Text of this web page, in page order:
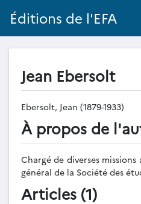
Éditions de l'EFA
Jean Ebersolt
Ebersolt, Jean (1879-1933)
À propos de
Chargé de diverses
général de la Société des
Articles (1)